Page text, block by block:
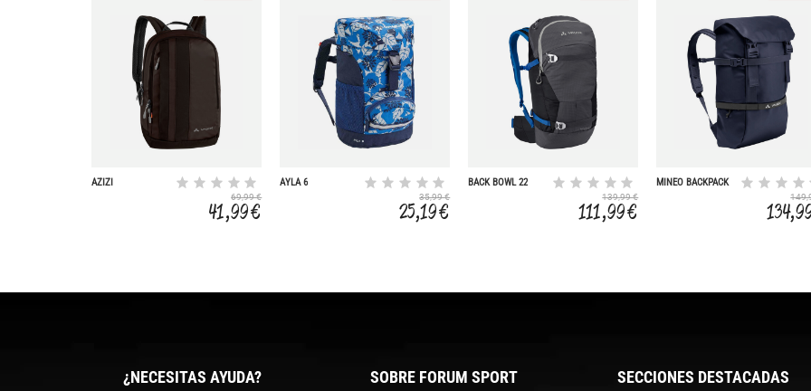
AZIZI
69,99 €
41,99 €
AYLA 6
35,99 €
25,19 €
BACK BOWL 22
139,99 €
111,99 €
MINEO BACKPACK
¿NECESITAS AYUDA? SOBRE FORUM SPORT SECCIONES DESTACADAS